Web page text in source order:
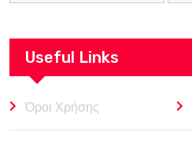
Useful Links
Όροι Χρήσης